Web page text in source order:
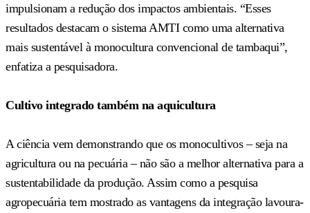
impulsionam a redução dos impactos ambientais. “Esses
resultados destacam o sistema AMTI como uma alternativa
mais sustentável à monocultura convencional de tambaqui”,
enfatiza a pesquisadora.
Cultivo integrado também na aquicultura
A ciência vem demonstrando que os monocultivos – seja na
agricultura ou na pecuária – não são a melhor alternativa para a
sustentabilidade da produção. Assim como a pesquisa
agropecuária tem mostrado as vantagens da integração lavoura-